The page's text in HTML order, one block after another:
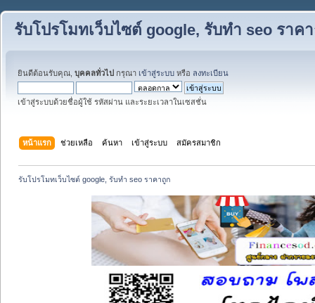
รับโปรโมทเว็บไซต์ google, รับทำ seo ราค
ยินดีต้อนรับคุณ, บุคคลทั่วไป กรุณา เข้าสู่ระบบ หรือ ลงทะเบียน
เข้าสู่ระบบด้วยชื่อผู้ใช้ รหัสผ่าน และระยะเวลาในเซสชั่น
หน้าแรก ช่วยเหลือ ค้นหา เข้าสู่ระบบ สมัครสมาชิก
รับโปรโมทเว็บไซต์ google, รับทำ seo ราคาถูก